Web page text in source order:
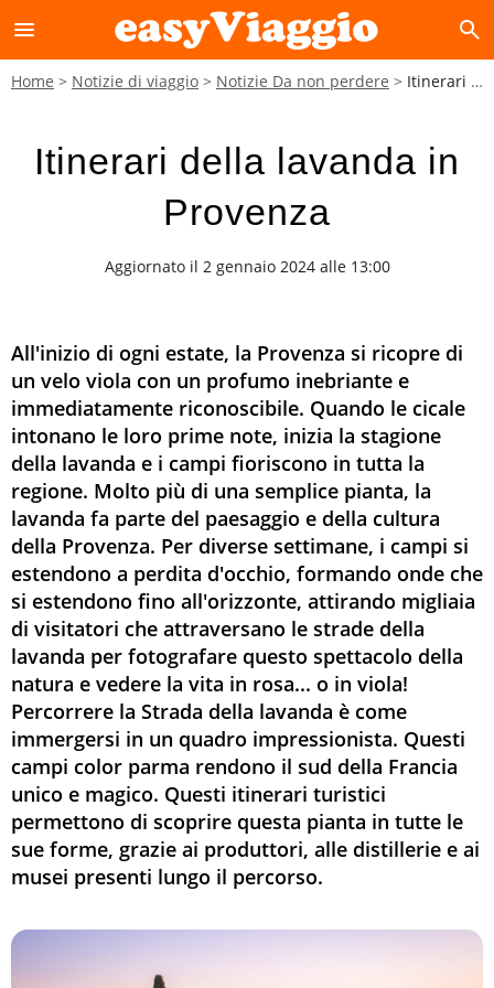
menu search
Home Notizie di viaggio Notizie Da non perdere Itinerari della lavanda in Provenza
Itinerari della lavanda in
Provenza
Aggiornato il 2 gennaio 2024 alle 13:00
All'inizio di ogni estate, la Provenza si ricopre di
un velo viola con un profumo inebriante e
immediatamente riconoscibile. Quando le cicale
intonano le loro prime note, inizia la stagione
della lavanda e i campi fioriscono in tutta la
regione. Molto più di una semplice pianta, la
lavanda fa parte del paesaggio e della cultura
della Provenza. Per diverse settimane, i campi si
estendono a perdita d'occhio, formando onde che
si estendono fino all'orizzonte, attirando migliaia
di visitatori che attraversano le strade della
lavanda per fotografare questo spettacolo della
natura e vedere la vita in rosa... o in viola!
Percorrere la Strada della lavanda è come
immergersi in un quadro impressionista. Questi
campi color parma rendono il sud della Francia
unico e magico. Questi itinerari turistici
permettono di scoprire questa pianta in tutte le
sue forme, grazie ai produttori, alle distillerie e ai
musei presenti lungo il percorso.